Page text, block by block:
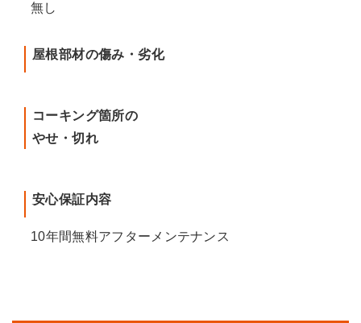
無し
屋根部材の傷み・劣化
コーキング箇所の
やせ・切れ
安心保証内容
10年間無料アフターメンテナンス